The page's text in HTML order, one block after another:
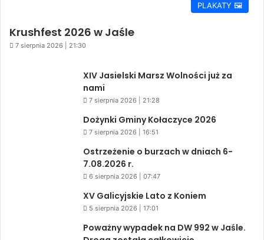
PLAKATY 🖼️
Krushfest 2026 w Jaśle
7 sierpnia 2026 | 21:30
XIV Jasielski Marsz Wolności już za
nami
7 sierpnia 2026 | 21:28
Dożynki Gminy Kołaczyce 2026
7 sierpnia 2026 | 16:51
Ostrzeżenie o burzach w dniach 6-
7.08.2026 r.
6 sierpnia 2026 | 07:47
XV Galicyjskie Lato z Koniem
5 sierpnia 2026 | 17:01
Poważny wypadek na DW 992 w Jaśle.